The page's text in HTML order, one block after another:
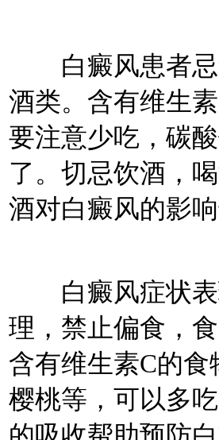
白癜风患者忌
酒类。含有维生
要注意少吃，碳
了。切忌饮酒，
酒对白癜风的影
白癜风症状表
理，禁止偏食，
含有维生素C的
樱桃等，可以多